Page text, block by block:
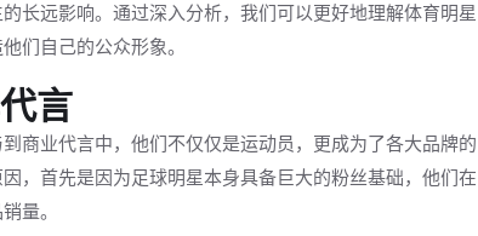
长远影响。通过深入分析，我们可以更好地理解体育明星
们自己的公众形象。
言
商业代言中，他们不仅仅是运动员，更成为了各大品牌的
，首先是因为足球明星本身具备巨大的粉丝基础，他们在
量。